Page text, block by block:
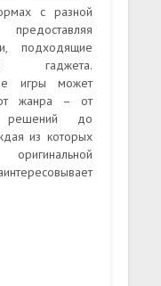
с разной
предоставляя
подходящие
гаджета.
игры может
от жанра – от
решений до
из которых